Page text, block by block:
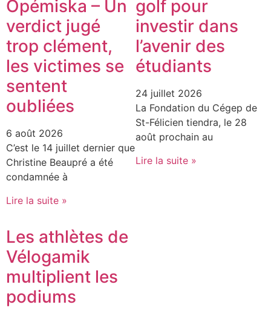
Opémiska – Un
verdict jugé
trop clément,
les victimes se
sentent
oubliées
6 août 2026
C’est le 14 juillet dernier que
Christine Beaupré a été
condamnée à
Lire la suite »
golf pour
investir dans
l’avenir des
étudiants
24 juillet 2026
La Fondation du Cégep de
St-Félicien tiendra, le 28
août prochain au
Lire la suite »
Les athlètes de
Vélogamik
multiplient les
podiums